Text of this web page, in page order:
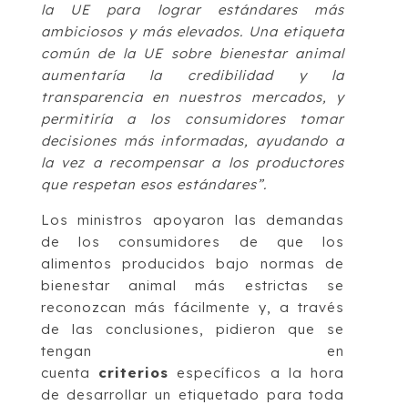
la UE para lograr estándares más
ambiciosos y más elevados. Una etiqueta
común de la UE sobre bienestar animal
aumentaría la credibilidad y la
transparencia en nuestros mercados, y
permitiría a los consumidores tomar
decisiones más informadas, ayudando a
la vez a recompensar a los productores
que respetan esos estándares”.
Los ministros apoyaron las demandas
de los consumidores de que los
alimentos producidos bajo normas de
bienestar animal más estrictas se
reconozcan más fácilmente y, a través
de las conclusiones, pidieron que se
tengan en
cuenta criterios específicos a la hora
de desarrollar un etiquetado para toda